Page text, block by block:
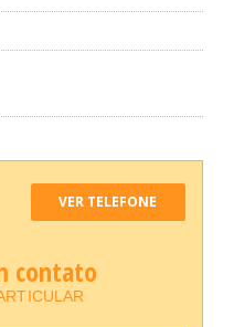
VER TELEFONE
contato